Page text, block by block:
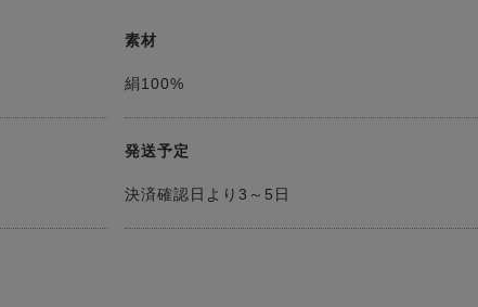
素材
絹100%
発送予定
決済確認日より3～5日